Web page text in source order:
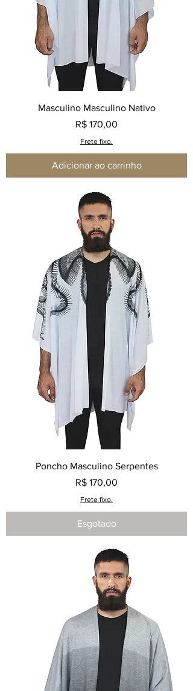
Masculino Masculino Nativo
Preço
R$ 170,00
Frete fixo.
Adicionar ao carrinho
Poncho Masculino Serpentes
Preço
R$ 170,00
Frete fixo.
Esgotado